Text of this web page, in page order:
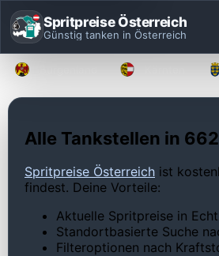
Spritpreise Österreich
Günstig tanken in Österreich
Alle Tankstellen in
Spritpreise Österreich ist
findest. Deine Vorteile:
Aktuelle Spritpreise in
Standortbasierte Suche
Filteroptionen nach